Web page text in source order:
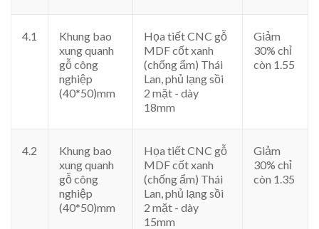
4.1
Khung bao
xung quanh
gỗ công
nghiệp
(40*50)mm
Họa tiết CNC gỗ
MDF cốt xanh
(chống ẩm) Thái
Lan, phủ lạng sồi
2 mặt - dày
18mm
Giảm
30% chỉ
còn 1.55
4.2
Khung bao
xung quanh
gỗ công
nghiệp
(40*50)mm
Họa tiết CNC gỗ
MDF cốt xanh
(chống ẩm) Thái
Lan, phủ lạng sồi
2 mặt - dày
15mm
Giảm
30% chỉ
còn 1.35